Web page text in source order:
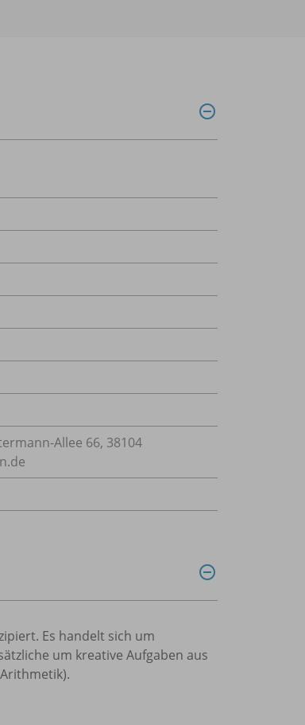
Allee 66, 38104
Es handelt sich um
um kreative Aufgaben aus